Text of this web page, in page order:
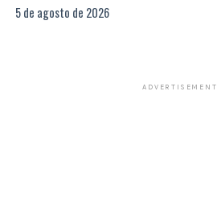
5 de agosto de 2026
ADVERTISEMENT